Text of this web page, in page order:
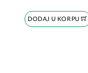
DODAJ U KORPU